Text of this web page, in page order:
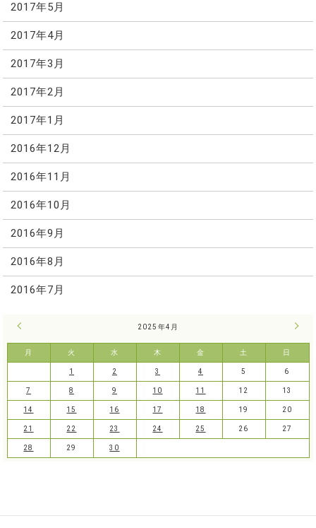
2017年5月
2017年4月
2017年3月
2017年2月
2017年1月
2016年12月
2016年11月
2016年10月
2016年9月
2016年8月
2016年7月
2025年4月
月 火 水 木 金 土 日
5月
1 2 3 4 5 6
7 8 9 10 11 12 13
14 15 16 17 18 19 20
21 22 23 24 25 26 27
28 29 30